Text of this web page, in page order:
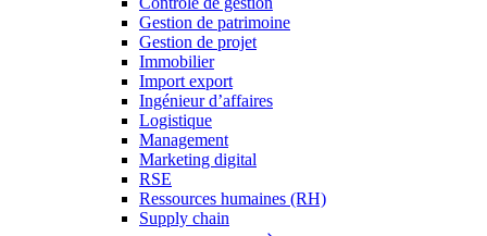
Gestion de patrimoine
Gestion de projet
Immobilier
Import export
Ingénieur d’affaires
Logistique
Management
Marketing digital
RSE
Ressources humaines (RH)
Supply chain